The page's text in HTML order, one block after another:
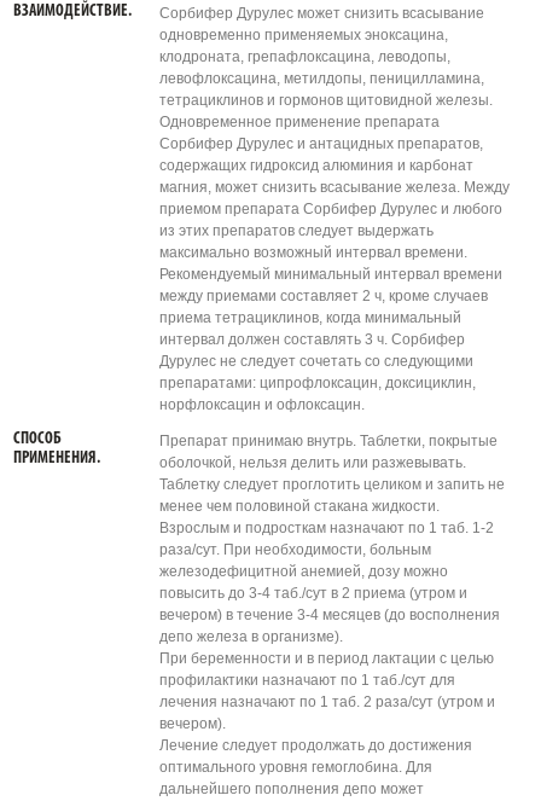
ВЗАИМОДЕЙСТВИЕ.
Сорбифер Дурулес может снизить всасывание
одновременно применяемых эноксацина,
клодроната, грепафлоксацина, леводопы,
левофлоксацина, метилдопы, пеницилламина,
тетрациклинов и гормонов щитовидной железы.
Одновременное применение препарата
Сорбифер Дурулес и антацидных препаратов,
содержащих гидроксид алюминия и карбонат
магния, может снизить всасывание железа. Между
приемом препарата Сорбифер Дурулес и любого
из этих препаратов следует выдержать
максимально возможный интервал времени.
Рекомендуемый минимальный интервал времени
между приемами составляет 2 ч, кроме случаев
приема тетрациклинов, когда минимальный
интервал должен составлять 3 ч. Сорбифер
Дурулес не следует сочетать со следующими
препаратами: ципрофлоксацин, доксициклин,
норфлоксацин и офлоксацин.
СПОСОБ
ПРИМЕНЕНИЯ.
Препарат принимаю внутрь. Таблетки, покрытые
оболочкой, нельзя делить или разжевывать.
Таблетку следует проглотить целиком и запить не
менее чем половиной стакана жидкости.
Взрослым и подросткам назначают по 1 таб. 1-2
раза/сут. При необходимости, больным
железодефицитной анемией, дозу можно
повысить до 3-4 таб./сут в 2 приема (утром и
вечером) в течение 3-4 месяцев (до восполнения
депо железа в организме).
При беременности и в период лактации с целью
профилактики назначают по 1 таб./сут для
лечения назначают по 1 таб. 2 раза/сут (утром и
вечером).
Лечение следует продолжать до достижения
оптимального уровня гемоглобина. Для
дальнейшего пополнения депо может